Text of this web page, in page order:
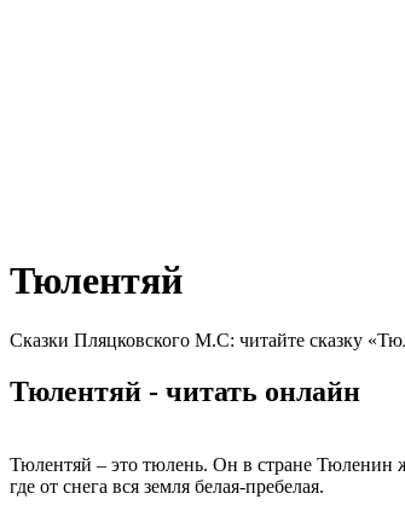
Тюлентяй
Сказки Пляцковского М.С: читайте сказку
Тюлентяй - читать онлайн
Тюлентяй – это тюлень. Он в стране Тюленин
где от снега вся земля белая-пребелая.